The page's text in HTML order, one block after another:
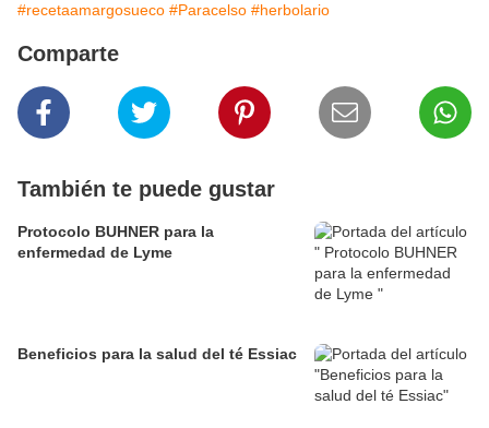
#recetaamargosueco #Paracelso #herbolario
Comparte
También te puede gustar
Protocolo BUHNER para la
enfermedad de Lyme
Beneficios para la salud del té Essiac